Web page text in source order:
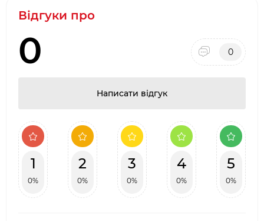
Відгуки про
0 0
Написати відгук
1
0%
2
0%
3
0%
4
0%
5
0%